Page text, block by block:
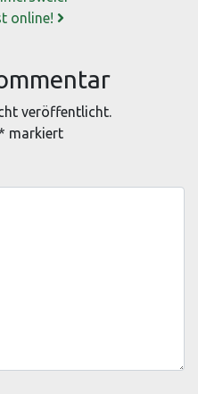
online!
veröffentlicht.
markiert